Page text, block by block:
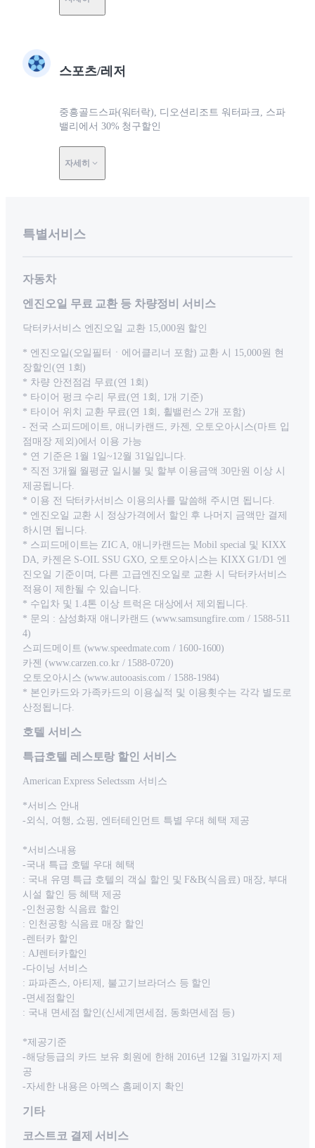
스포츠/레저
중흥골드스파(워터락), 디오션리조트 워터파크, 스파
밸리에서 30% 청구할인
자세히
특별서비스
자동차
엔진오일 무료 교환 등 차량정비 서비스
닥터카서비스 엔진오일 교환 15,000원 할인
* 엔진오일(오일필터ㆍ에어클리너 포함) 교환 시 15,000원 현
장할인(연 1회)
* 차량 안전점검 무료(연 1회)
* 타이어 펑크 수리 무료(연 1회, 1개 기준)
* 타이어 위치 교환 무료(연 1회, 휠밸런스 2개 포함)
- 전국 스피드메이트, 애니카랜드, 카젠, 오토오아시스(마트 입
점매장 제외)에서 이용 가능
* 연 기준은 1월 1일~12월 31일입니다.
* 직전 3개월 월평균 일시불 및 할부 이용금액 30만원 이상 시
제공됩니다.
* 이용 전 닥터카서비스 이용의사를 말씀해 주시면 됩니다.
* 엔진오일 교환 시 정상가격에서 할인 후 나머지 금액만 결제
하시면 됩니다.
* 스피드메이트는 ZIC A, 애니카랜드는 Mobil special 및 KIXX
DA, 카젠은 S-OIL SSU GXO, 오토오아시스는 KIXX G1/D1 엔
진오일 기준이며, 다른 고급엔진오일로 교환 시 닥터카서비스
적용이 제한될 수 있습니다.
* 수입차 및 1.4톤 이상 트럭은 대상에서 제외됩니다.
* 문의 : 삼성화재 애니카랜드 (www.samsungfire.com / 1588-511
4)
스피드메이트 (www.speedmate.com / 1600-1600)
카젠 (www.carzen.co.kr / 1588-0720)
오토오아시스 (www.autooasis.com / 1588-1984)
* 본인카드와 가족카드의 이용실적 및 이용횟수는 각각 별도로
산정됩니다.
호텔 서비스
특급호텔 레스토랑 할인 서비스
American Express Selectssm 서비스
*서비스 안내
-외식, 여행, 쇼핑, 엔터테인먼트 특별 우대 혜택 제공
*서비스내용
-국내 특급 호텔 우대 혜택
: 국내 유명 특급 호텔의 객실 할인 및 F&B(식음료) 매장, 부대
시설 할인 등 혜택 제공
-인천공항 식음료 할인
: 인천공항 식음료 매장 할인
-렌터카 할인
: AJ렌터카할인
-다이닝 서비스
: 파파존스, 아티제, 불고기브라더스 등 할인
-면세점할인
: 국내 면세점 할인(신세계면세점, 동화면세점 등)
*제공기준
-해당등급의 카드 보유 회원에 한해 2016년 12월 31일까지 제
공
-자세한 내용은 아멕스 홈페이지 확인
기타
코스트코 결제 서비스